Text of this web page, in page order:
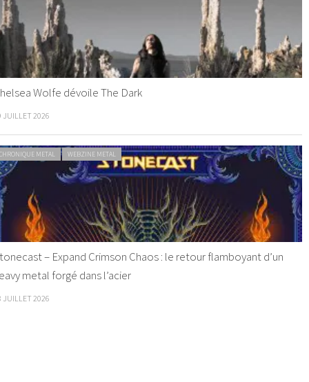
Wolfe dévoile The Dark
JUILLET 2026
METAL WEBZINE METAL
– Expand Crimson Chaos : le retour flamboyant d’un
metal forgé dans l’acier
JUILLET 2026